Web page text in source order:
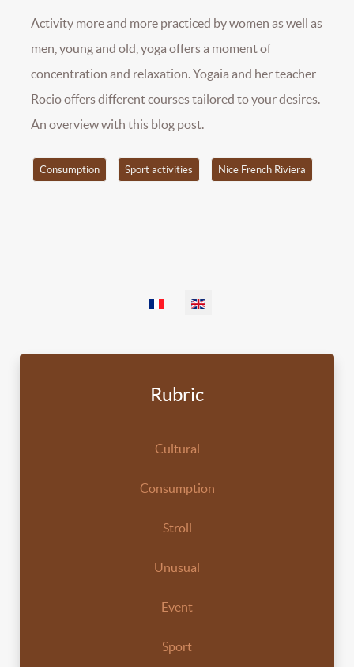
Activity more and more practiced by women as well as
men, young and old, yoga offers a moment of
concentration and relaxation. Yogaia and her teacher
Rocio offers different courses tailored to your desires.
An overview with this blog post.
Consumption Sport activities Nice French Riviera
Rubric
Cultural
Consumption
Stroll
Unusual
Event
Sport